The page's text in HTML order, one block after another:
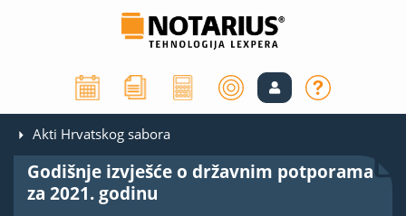
Akti Hrvatskog sabora
Godišnje izvješće o državnim potporama
za 2021. godinu